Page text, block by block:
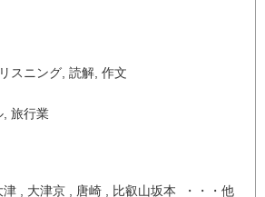
リスニング 読解 作文
旅行業
, 大津京 , 唐崎 , 比叡山坂本 ・・・他